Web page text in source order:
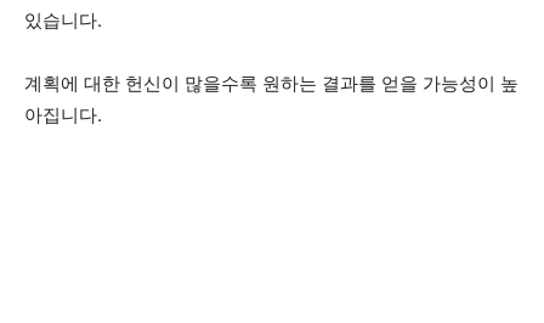
있습니다.
계획에 대한 헌신이 많을수록 원하는 결과를 얻을 가능성이 높
아집니다.